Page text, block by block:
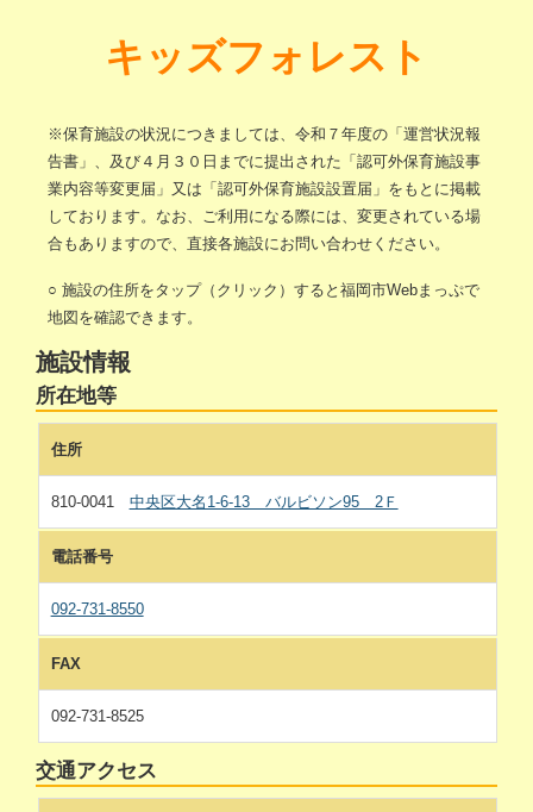
キッズフォレスト
※保育施設の状況につきましては、令和７年度の「運営状況報
告書」、及び４月３０日までに提出された「認可外保育施設事
業内容等変更届」又は「認可外保育施設設置届」をもとに掲載
しております。なお、ご利用になる際には、変更されている場
合もありますので、直接各施設にお問い合わせください。
○ 施設の住所をタップ（クリック）すると福岡市Webまっぷで
地図を確認できます。
施設情報
所在地等
住所
810-0041 中央区大名1-6-13 バルビソン95 2Ｆ
電話番号
092-731-8550
FAX
092-731-8525
交通アクセス